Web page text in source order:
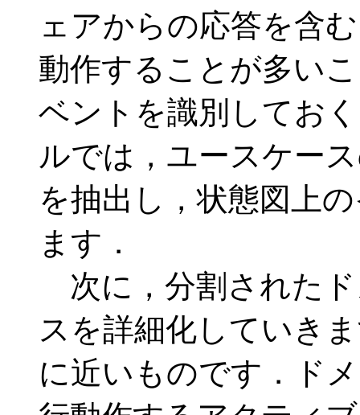
ェアからの応答を含
動作することが多い
ベントを識別してお
ルでは，ユースケー
を抽出し，状態図上
ます．
次に，分割された
スを詳細化していき
に近いものです．ド